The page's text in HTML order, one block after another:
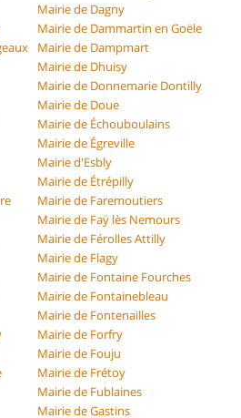
Mairie de Dagny
Mairie de Dammartin en Goële
Mairie de Dampmart
Mairie de Dhuisy
Mairie de Donnemarie Dontilly
Mairie de Doue
Mairie de Échouboulains
Mairie de Égreville
Mairie d'Esbly
Mairie de Étrépilly
Mairie de Faremoutiers
Mairie de Faÿ lès Nemours
Mairie de Férolles Attilly
Mairie de Flagy
Mairie de Fontaine Fourches
Mairie de Fontainebleau
Mairie de Fontenailles
Mairie de Forfry
Mairie de Fouju
Mairie de Frétoy
Mairie de Fublaines
Mairie de Gastins